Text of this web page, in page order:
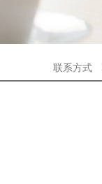
联系方式